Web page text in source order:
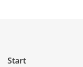
Start